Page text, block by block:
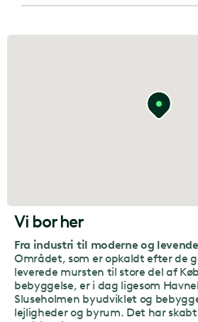
Vi bor her
Fra industri til moderne og
Området, som er opkaldt efter de
leverede mursten til store del af
bebyggelse, er i dag ligesom
Sluseholmen byudviklet og
lejligheder og byrum. Det har